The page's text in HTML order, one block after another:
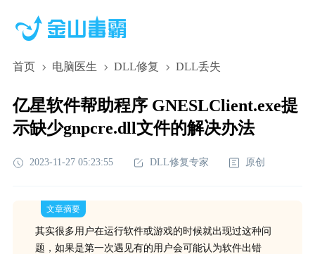
首页 电脑医生 DLL修复 DLL丢失
亿星软件帮助程序 GNESLClient.exe提
示缺少gnpcre.dll文件的解决办法
2023-11-27 05:23:55 DLL修复专家 原创
文章摘要
其实很多用户在运行软件或游戏的时候就出现过这种问
题，如果是第一次遇见有的用户会可能认为软件出错